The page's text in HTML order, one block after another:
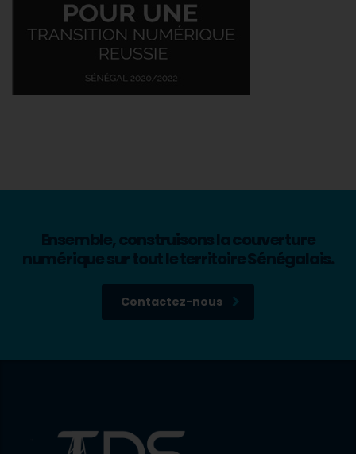
Ensemble, construisons la couverture
numérique sur tout le territoire Sénégalais.
Contactez-nous